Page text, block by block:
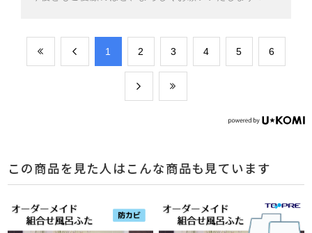
​1 ​2 ​3 ​4 ​5 ​6
この商品を見た人はこんな商品も見ています